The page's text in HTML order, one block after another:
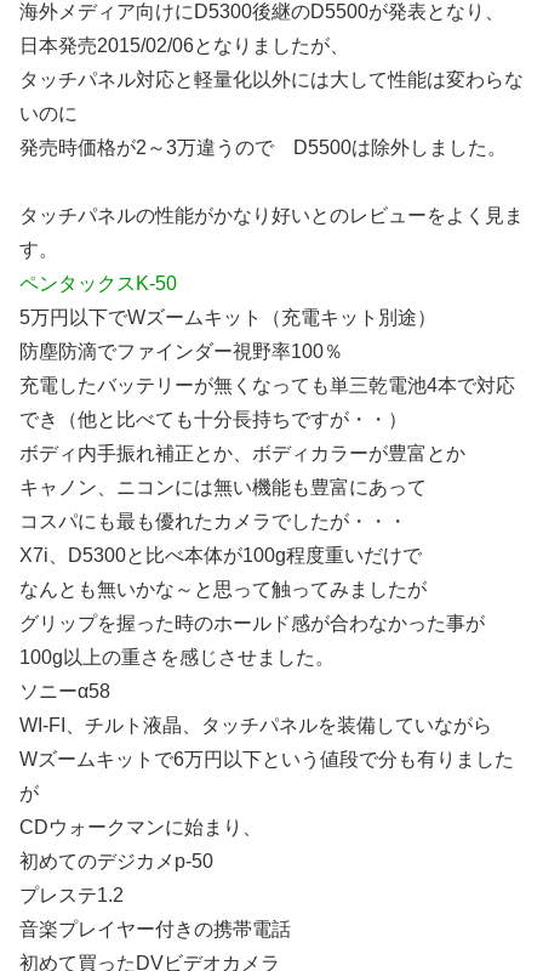
海外メディア向けにD5300後継のD5500が発表となり、
日本発売2015/02/06となりましたが、
タッチパネル対応と軽量化以外には大して性能は変わらな
いのに
発売時価格が2～3万違うので D5500は除外しました。
タッチパネルの性能がかなり好いとのレビューをよく見ま
す。
ペンタックスK-50
5万円以下でWズームキット（充電キット別途）
防塵防滴でファインダー視野率100％
充電したバッテリーが無くなっても単三乾電池4本で対応
でき（他と比べても十分長持ちですが・・）
ボディ内手振れ補正とか、ボディカラーが豊富とか
キャノン、ニコンには無い機能も豊富にあって
コスパにも最も優れたカメラでしたが・・・
X7i、D5300と比べ本体が100g程度重いだけで
なんとも無いかな～と思って触ってみましたが
グリップを握った時のホールド感が合わなかった事が
100g以上の重さを感じさせました。
ソニーα58
WI-FI、チルト液晶、タッチパネルを装備していながら
Wズームキットで6万円以下という値段で分も有りました
が
CDウォークマンに始まり、
初めてのデジカメp-50
プレステ1.2
音楽プレイヤー付きの携帯電話
初めて買ったDVビデオカメラ